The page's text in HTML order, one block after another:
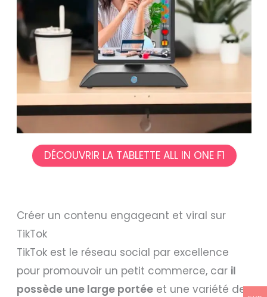
DÉCOUVRIR LA TABLETTE ALL IN ONE F1
Créer un contenu engageant et viral sur
TikTok
TikTok est le réseau social par excellence
pour promouvoir un petit commerce, car il
possède une large portée et une variété de